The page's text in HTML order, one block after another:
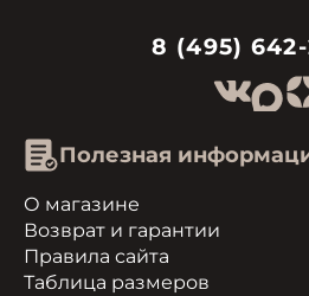
8 (495)
Полезная
О магазине
Возврат и гарантии
Правила сайта
Таблица размеров